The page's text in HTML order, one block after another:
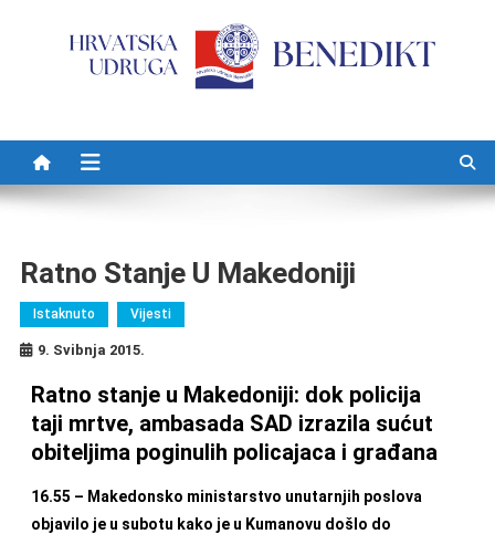
Ratno Stanje U Makedoniji
Istaknuto Vijesti
9. Svibnja 2015.
Ratno stanje u Makedoniji: dok policija
taji mrtve, ambasada SAD izrazila sućut
obiteljima poginulih policajaca i građana
16.55 – Makedonsko ministarstvo unutarnjih poslova
objavilo je u subotu kako je u Kumanovu došlo do